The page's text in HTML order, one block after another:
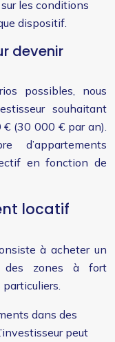
les conditions
dispositif.
devenir
possibles, nous
souhaitant
(30 000 € par an).
d’appartements
en fonction de
locatif
à acheter un
des zones à fort
dans des
peut